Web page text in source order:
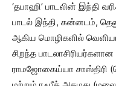
‘தபாஹி’ பாடலின் இந்தி
பாடல் இந்தி, கன்னடம்,
ஆகிய மொழிகளில்
சிறந்த
ராமஜோகைய்யா சாஸ்திரி